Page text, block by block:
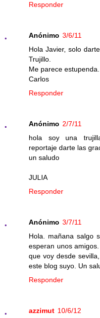
Responder
Anónimo 3/6/11
Hola Javier, solo
Trujillo.
Me parece estupenda.
Carlos
Responder
Anónimo 2/7/11
hola soy una
reportaje darte las
un saludo
JULIA
Responder
Anónimo 3/7/11
Hola. mañana salgo
esperan unos
que voy desde
este blog suyo. Un
Responder
azzimut 10/6/12